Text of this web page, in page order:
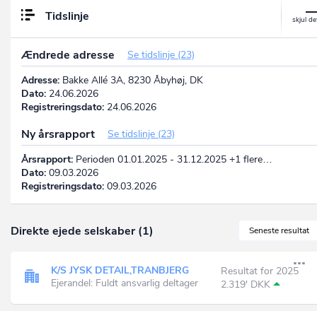
Tidslinje
Ændrede adresse
Se tidslinje (23)
Adresse: Bakke Allé 3A, 8230 Åbyhøj, DK
Dato: 24.06.2026
Registreringsdato: 24.06.2026
Ny årsrapport
Se tidslinje (23)
Årsrapport: Perioden 01.01.2025 - 31.12.2025 +1 flere…
Dato: 09.03.2026
Registreringsdato: 09.03.2026
Seneste resultat
Direkte ejede selskaber (1)
K/S JYSK DETAIL,TRANBJERG
Ejerandel: Fuldt ansvarlig deltager
Resultat for 2025
2.319' DKK